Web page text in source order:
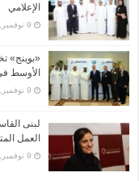
الإعلامي
9 نوفمبر,2015
«بوينج»
الأوسط
9 نوفمبر,2015
لبنى
العمل
9 نوفمبر,2015